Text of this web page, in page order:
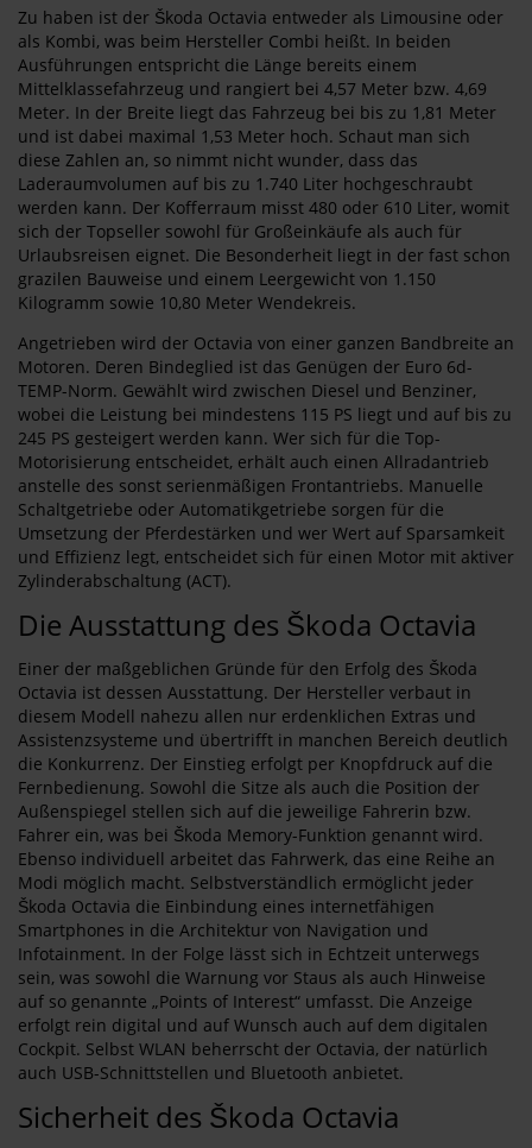
Zu haben ist der Škoda Octavia entweder als Limousine oder
als Kombi, was beim Hersteller Combi heißt. In beiden
Ausführungen entspricht die Länge bereits einem
Mittelklassefahrzeug und rangiert bei 4,57 Meter bzw. 4,69
Meter. In der Breite liegt das Fahrzeug bei bis zu 1,81 Meter
und ist dabei maximal 1,53 Meter hoch. Schaut man sich
diese Zahlen an, so nimmt nicht wunder, dass das
Laderaumvolumen auf bis zu 1.740 Liter hochgeschraubt
werden kann. Der Kofferraum misst 480 oder 610 Liter, womit
sich der Topseller sowohl für Großeinkäufe als auch für
Urlaubsreisen eignet. Die Besonderheit liegt in der fast schon
grazilen Bauweise und einem Leergewicht von 1.150
Kilogramm sowie 10,80 Meter Wendekreis.
Angetrieben wird der Octavia von einer ganzen Bandbreite an
Motoren. Deren Bindeglied ist das Genügen der Euro 6d-
TEMP-Norm. Gewählt wird zwischen Diesel und Benziner,
wobei die Leistung bei mindestens 115 PS liegt und auf bis zu
245 PS gesteigert werden kann. Wer sich für die Top-
Motorisierung entscheidet, erhält auch einen Allradantrieb
anstelle des sonst serienmäßigen Frontantriebs. Manuelle
Schaltgetriebe oder Automatikgetriebe sorgen für die
Umsetzung der Pferdestärken und wer Wert auf Sparsamkeit
und Effizienz legt, entscheidet sich für einen Motor mit aktiver
Zylinderabschaltung (ACT).
Die Ausstattung des Škoda Octavia
Einer der maßgeblichen Gründe für den Erfolg des Škoda
Octavia ist dessen Ausstattung. Der Hersteller verbaut in
diesem Modell nahezu allen nur erdenklichen Extras und
Assistenzsysteme und übertrifft in manchen Bereich deutlich
die Konkurrenz. Der Einstieg erfolgt per Knopfdruck auf die
Fernbedienung. Sowohl die Sitze als auch die Position der
Außenspiegel stellen sich auf die jeweilige Fahrerin bzw.
Fahrer ein, was bei Škoda Memory-Funktion genannt wird.
Ebenso individuell arbeitet das Fahrwerk, das eine Reihe an
Modi möglich macht. Selbstverständlich ermöglicht jeder
Škoda Octavia die Einbindung eines internetfähigen
Smartphones in die Architektur von Navigation und
Infotainment. In der Folge lässt sich in Echtzeit unterwegs
sein, was sowohl die Warnung vor Staus als auch Hinweise
auf so genannte „Points of Interest“ umfasst. Die Anzeige
erfolgt rein digital und auf Wunsch auch auf dem digitalen
Cockpit. Selbst WLAN beherrscht der Octavia, der natürlich
auch USB-Schnittstellen und Bluetooth anbietet.
Sicherheit des Škoda Octavia